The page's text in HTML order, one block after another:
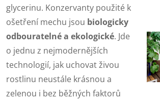
glycerinu. Konzervanty použité k
ošetření mechu jsou biologicky
odbouratelné a ekologické. Jde
o jednu z nejmodernějších
technologií, jak uchovat živou
rostlinu neustále krásnou a
zelenou i bez běžných faktorů